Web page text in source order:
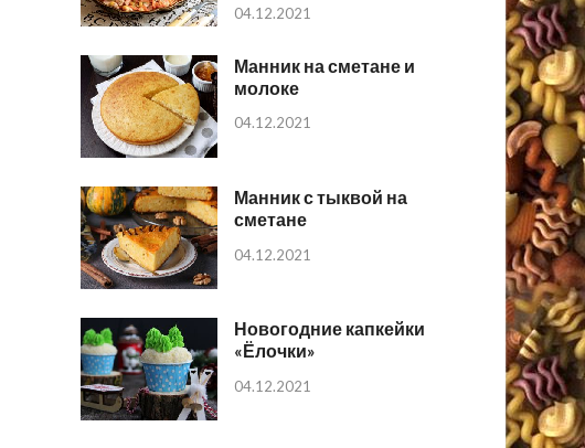
04.12.2021
Манник на сметане и
молоке
04.12.2021
Манник с тыквой на
сметане
04.12.2021
Новогодние капкейки
«Ёлочки»
04.12.2021